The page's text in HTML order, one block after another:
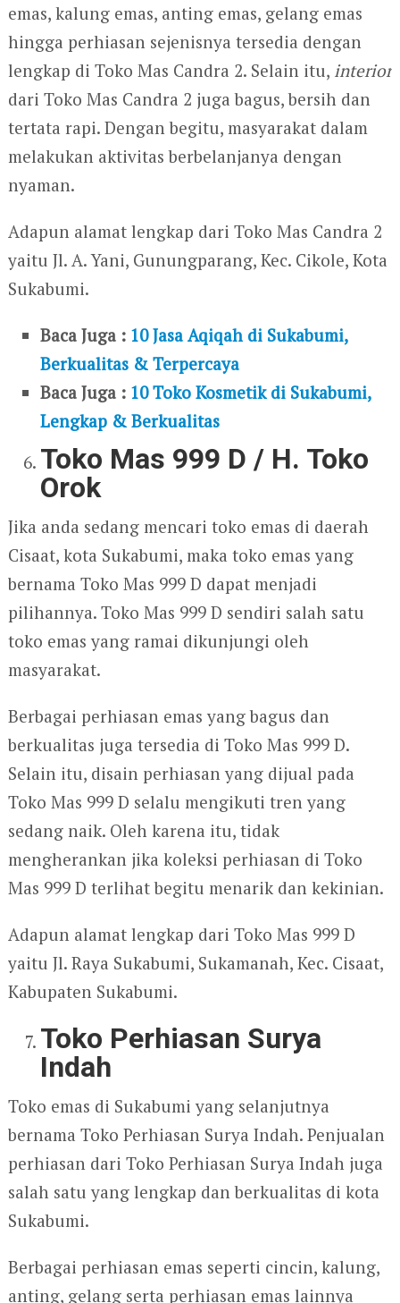
emas, kalung emas, anting emas, gelang emas
hingga perhiasan sejenisnya tersedia dengan
lengkap di Toko Mas Candra 2. Selain itu, interior
dari Toko Mas Candra 2 juga bagus, bersih dan
tertata rapi. Dengan begitu, masyarakat dalam
melakukan aktivitas berbelanjanya dengan
nyaman.
Adapun alamat lengkap dari Toko Mas Candra 2
yaitu Jl. A. Yani, Gunungparang, Kec. Cikole, Kota
Sukabumi.
Baca Juga : 10 Jasa Aqiqah di Sukabumi,
Berkualitas & Terpercaya
Baca Juga : 10 Toko Kosmetik di Sukabumi,
Lengkap & Berkualitas
Toko Mas 999 D / H. Toko
Orok
Jika anda sedang mencari toko emas di daerah
Cisaat, kota Sukabumi, maka toko emas yang
bernama Toko Mas 999 D dapat menjadi
pilihannya. Toko Mas 999 D sendiri salah satu
toko emas yang ramai dikunjungi oleh
masyarakat.
Berbagai perhiasan emas yang bagus dan
berkualitas juga tersedia di Toko Mas 999 D.
Selain itu, disain perhiasan yang dijual pada
Toko Mas 999 D selalu mengikuti tren yang
sedang naik. Oleh karena itu, tidak
mengherankan jika koleksi perhiasan di Toko
Mas 999 D terlihat begitu menarik dan kekinian.
Adapun alamat lengkap dari Toko Mas 999 D
yaitu Jl. Raya Sukabumi, Sukamanah, Kec. Cisaat,
Kabupaten Sukabumi.
Toko Perhiasan Surya
Indah
Toko emas di Sukabumi yang selanjutnya
bernama Toko Perhiasan Surya Indah. Penjualan
perhiasan dari Toko Perhiasan Surya Indah juga
salah satu yang lengkap dan berkualitas di kota
Sukabumi.
Berbagai perhiasan emas seperti cincin, kalung,
anting, gelang serta perhiasan emas lainnya